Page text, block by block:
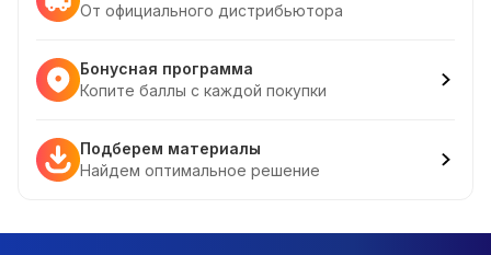
От официального дистрибьютора
Бонусная программа
Копите баллы с каждой покупки
Подберем материалы
Найдем оптимальное решение